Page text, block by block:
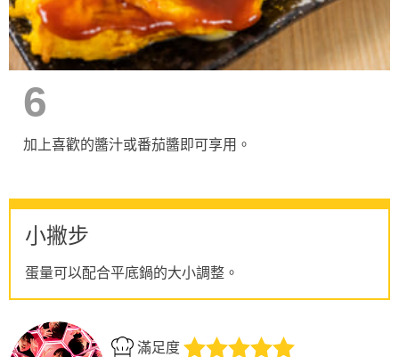
6
加上喜歡的醬汁或番茄醬即可享用。
小撇步
蛋量可以配合平底鍋的大小調整。
滿足度